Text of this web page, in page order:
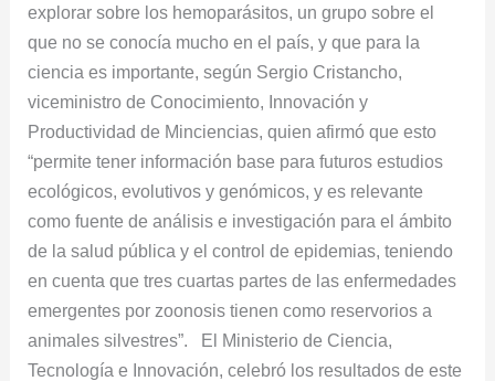
explorar sobre los hemoparásitos, un grupo sobre el
que no se conocía mucho en el país, y que para la
ciencia es importante, según Sergio Cristancho,
viceministro de Conocimiento, Innovación y
Productividad de Minciencias, quien afirmó que esto
“permite tener información base para futuros estudios
ecológicos, evolutivos y genómicos, y es relevante
como fuente de análisis e investigación para el ámbito
de la salud pública y el control de epidemias, teniendo
en cuenta que tres cuartas partes de las enfermedades
emergentes por zoonosis tienen como reservorios a
animales silvestres”. El Ministerio de Ciencia,
Tecnología e Innovación, celebró los resultados de este